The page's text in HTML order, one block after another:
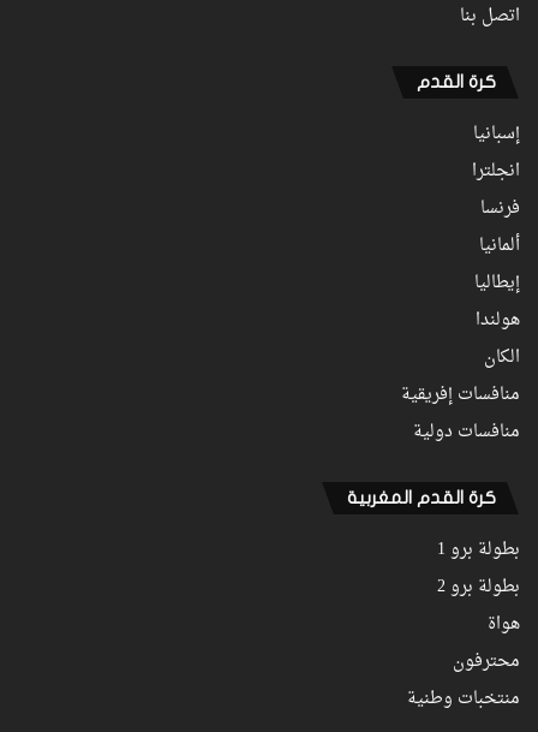
اتصل بنا
كرة القدم
إسبانيا
انجلترا
فرنسا
ألمانيا
إيطاليا
هولندا
الكان
منافسات إفريقية
منافسات دولية
كرة القدم المغربية
بطولة برو 1
بطولة برو 2
هواة
محترفون
منتخبات وطنية